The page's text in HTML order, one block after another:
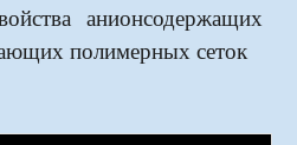
анионсодержащих
полимерных сеток